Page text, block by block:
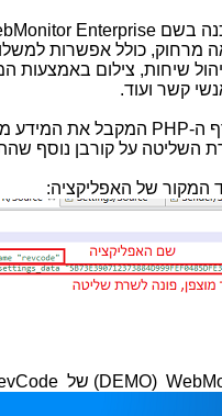
בשםEnterprise
מרחוק, כולל אפשרות
שיחות, צילום
קשר ועוד.
ה-PHP המקבל את המידע
השליטה על קורבן נוסף
המקור של האפליקציה:
(
DEMO) של